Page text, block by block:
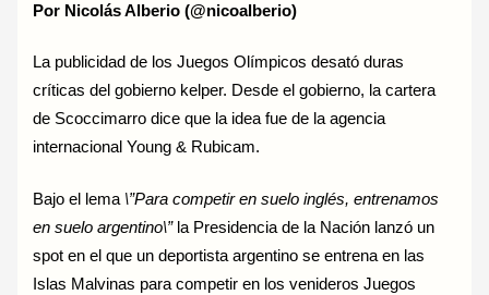
Por Nicolás Alberio (@nicoalberio)
La publicidad de los Juegos Olímpicos desató duras
críticas del gobierno kelper. Desde el gobierno, la cartera
de Scoccimarro dice que la idea fue de la agencia
internacional Young & Rubicam.
Bajo el lema \”Para competir en suelo inglés, entrenamos
en suelo argentino\”la Presidencia de la Nación lanzó un
spot en el que un deportista argentino se entrena en las
Islas Malvinas para competir en los venideros Juegos